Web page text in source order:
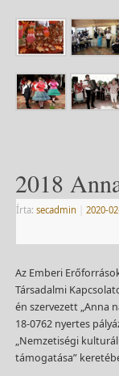
2018
Írta: secadmin 2020-
Az Emberi
Társadalmi
én szervezett „Anna
18-0762 nyertes
„Nemzetiségi
támogatása”